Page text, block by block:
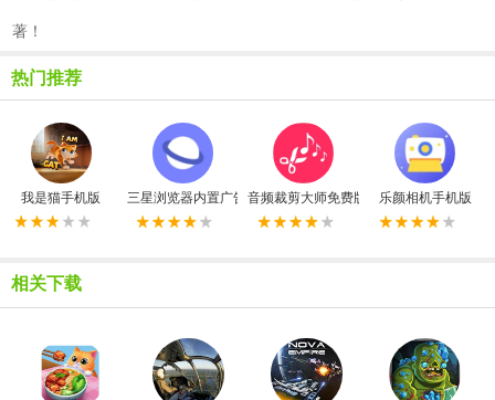
著！
热门推荐
我是猫手机版 三星浏览器内置广告拦截器最新版
音频裁剪大师免费版 乐颜相机手机版
相关下载